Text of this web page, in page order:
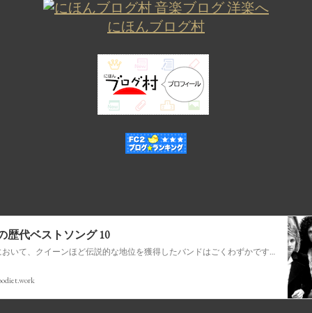
にほんブログ村
歴代ベストソング 10
音楽の歴史において、クイーンほど伝説的な地位を獲得したバンドはごくわずかです。ロック、オペラ、ファンク、ポップスを融合させて時代を超えたアンセムを生み出す比類のない才能を持つクイーンの音楽は、世代を超えて受け継がれ、史上最も象徴的なバンドの 1 つとなっています。